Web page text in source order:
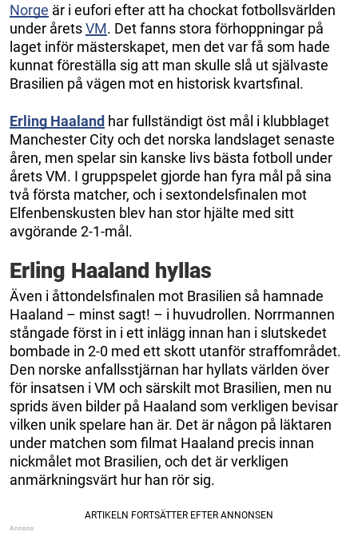
Norge är i eufori efter att ha chockat fotbollsvärlden
under åretsVM. Det fanns stora förhoppningar på
laget inför mästerskapet, men det var få som hade
kunnat föreställa sig att man skulle slå ut självaste
Brasilien på vägen mot en historisk kvartsfinal.
Erling Haaland har fullständigt öst mål i klubblaget
Manchester City och det norska landslaget senaste
åren, men spelar sin kanske livs bästa fotboll under
årets VM. I gruppspelet gjorde han fyra mål på sina
två första matcher, och i sextondelsfinalen mot
Elfenbenskusten blev han stor hjälte med sitt
avgörande 2-1-mål.
Erling Haaland hyllas
Även i åttondelsfinalen mot Brasilien så hamnade
Haaland – minst sagt! – i huvudrollen. Norrmannen
stångade först in i ett inlägg innan han i slutskedet
bombade in 2-0 med ett skott utanför straffområdet.
Den norske anfallsstjärnan har hyllats världen över
för insatsen i VM och särskilt mot Brasilien, men nu
sprids även bilder på Haaland som verkligen bevisar
vilken unik spelare han är. Det är någon på läktaren
under matchen som filmat Haaland precis innan
nickmålet mot Brasilien, och det är verkligen
anmärkningsvärt hur han rör sig.